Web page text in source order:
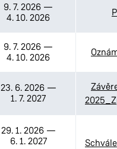
9. 7. 2026 —
4. 10. 2026
9. 7. 2026 —
4. 10. 2026
23. 6. 2026—
1. 7. 2027
29. 1. 2026—
6. 1. 2027